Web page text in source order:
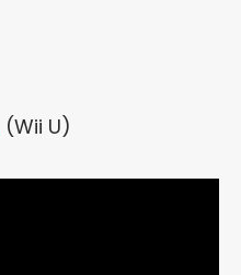
(Wii U)